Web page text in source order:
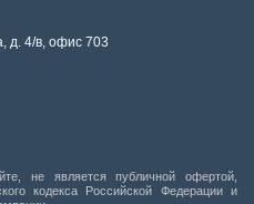
д. 4/в, офис 703
не является публичной офертой,
кодекса Российской Федерации и